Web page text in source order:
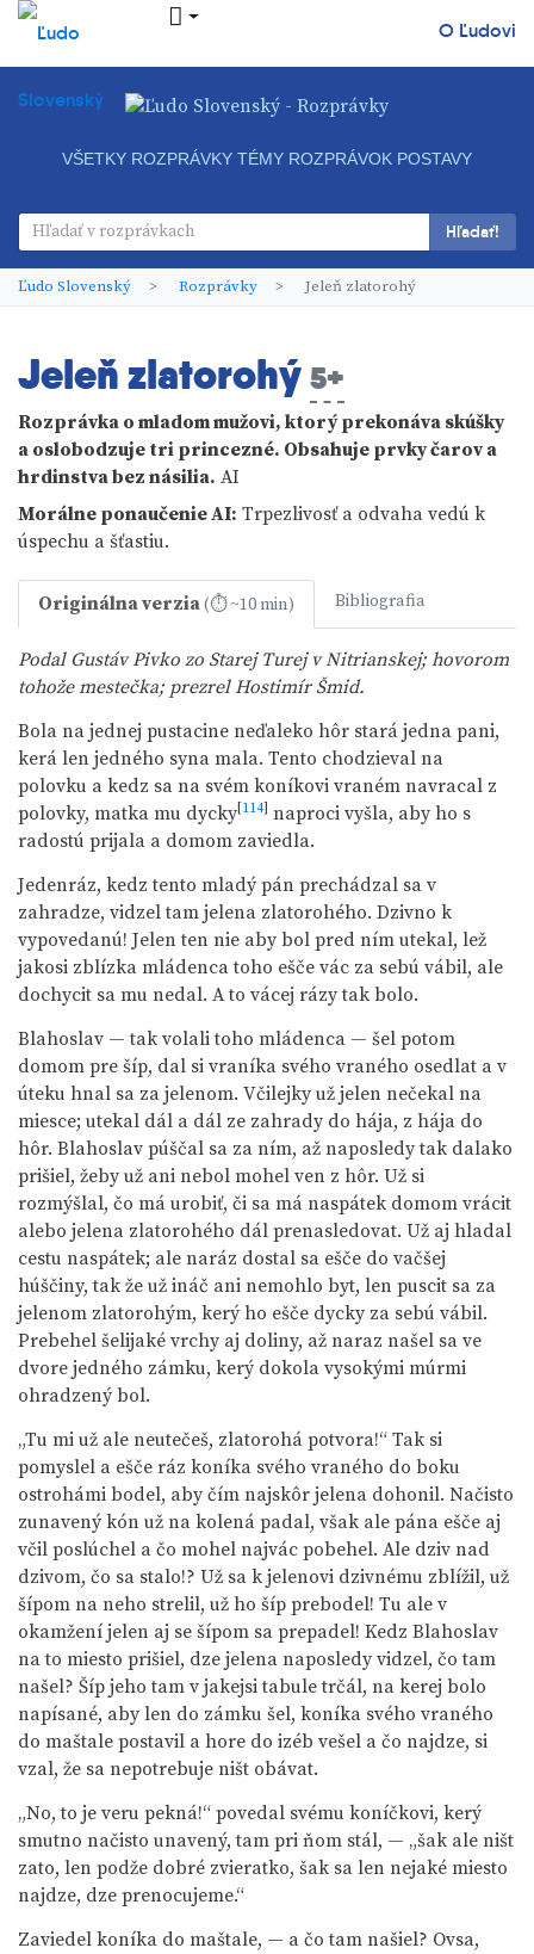
O Ľudovi
VŠETKY ROZPRÁVKY TÉMY ROZPRÁVOK POSTAVY
Hľadať!
Ľudo Slovenský Rozprávky Jeleň zlatorohý
Jeleň zlatorohý 5+
Rozprávka o mladom mužovi, ktorý prekonáva skúšky
a oslobodzuje tri princezné. Obsahuje prvky čarov a
hrdinstva bez násilia. AI
Morálne ponaučenieAI: Trpezlivosť a odvaha vedú k
úspechu a šťastiu.
Originálna verzia(⏱ ~10 min) Bibliografia
Podal Gustáv Pivko zo Starej Turej v Nitrianskej; hovorom
tohože mestečka; prezrel Hostimír Šmid.
Bola na jednej pustacine neďaleko hôr stará jedna pani,
kerá len jedného syna mala. Tento chodzieval na
polovku a kedz sa na svém koníkovi vraném navracal z
polovky, matka mu dycky[114] naproci vyšla, aby ho s
radostú prijala a domom zaviedla.
Jedenráz, kedz tento mladý pán prechádzal sa v
zahradze, vidzel tam jelena zlatorohého. Dzivno k
vypovedanú! Jelen ten nie aby bol pred ním utekal, lež
jakosi zblízka mládenca toho ešče vác za sebú vábil, ale
dochycit sa mu nedal. A to vácej rázy tak bolo.
Blahoslav — tak volali toho mládenca — šel potom
domom pre šíp, dal si vraníka svého vraného osedlat a v
úteku hnal sa za jelenom. Včilejky už jelen nečekal na
miesce; utekal dál a dál ze zahrady do hája, z hája do
hôr. Blahoslav púščal sa za ním, až naposledy tak dalako
prišiel, žeby už ani nebol mohel ven z hôr. Už si
rozmýšlal, čo má urobiť, či sa má naspátek domom vrácit
alebo jelena zlatorohého dál prenasledovat. Už aj hladal
cestu naspátek; ale naráz dostal sa ešče do vačšej
húščiny, tak že už ináč ani nemohlo byt, len puscit sa za
jelenom zlatorohým, kerý ho ešče dycky za sebú vábil.
Prebehel šelijaké vrchy aj doliny, až naraz našel sa ve
dvore jedného zámku, kerý dokola vysokými múrmi
ohradzený bol.
„Tu mi už ale neutečeš, zlatorohá potvora!“ Tak si
pomyslel a ešče ráz koníka svého vraného do boku
ostrohámi bodel, aby čím najskôr jelena dohonil. Načisto
zunavený kón už na kolená padal, však ale pána ešče aj
včil poslúchel a čo mohel najvác pobehel. Ale dziv nad
dzivom, čo sa stalo!? Už sa k jelenovi dzivnému zblížil, už
šípom na neho strelil, už ho šíp prebodel! Tu ale v
okamžení jelen aj se šípom sa prepadel! Kedz Blahoslav
na to miesto prišiel, dze jelena naposledy vidzel, čo tam
našel? Šíp jeho tam v jakejsi tabule trčál, na kerej bolo
napísané, aby len do zámku šel, koníka svého vraného
do maštale postavil a hore do izéb vešel a čo najdze, si
vzal, že sa nepotrebuje ništ obávat.
„No, to je veru pekná!“ povedal svému koníčkovi, kerý
smutno načisto unavený, tam pri ňom stál, — „šak ale ništ
zato, len podže dobré zvieratko, šak sa len nejaké miesto
najdze, dze prenocujeme.“
Zaviedel koníka do maštale, — a čo tam našiel? Ovsa,